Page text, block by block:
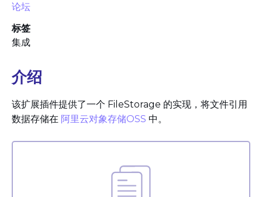
论坛
标签
集成
介绍
该扩展插件提供了一个 FileStorage 的实现，将文件引用
数据存储在 阿里云对象存储OSS 中。